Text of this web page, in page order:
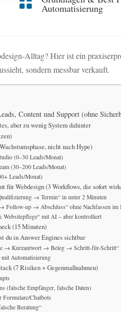
Automatisierung
Alltag? Hier ist ein
sondern messbar verkauft.
Content und Support (ohne
aber zu wenig System dahinter
nicht nach Hype)
(0–30 Leads/Monat)
(30–200 Leads/Monat)
Leads/Monat)
für Webdesign (3 Workflows, die sofort
→ Termin“ in unter 2 Minuten
Follow-up → Abschluss“ ohne Nachfassen im
mit AI – aber kontrolliert
(15 Minuten)
du in Answer Engines sichtbar
→ Kurzantwort → Beleg → Schritt-für-Schritt“
Automatisierung
(7 Risiken + Gegenmaßnahmen)
(falsche Empfänger, falsche Daten)
Chatbots
Beratung“